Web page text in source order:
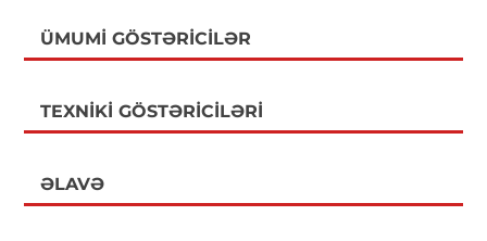
ÜMUMI GÖSTƏRICILƏR
TEXNIKI GÖSTƏRICILƏRI
ƏLAVƏ